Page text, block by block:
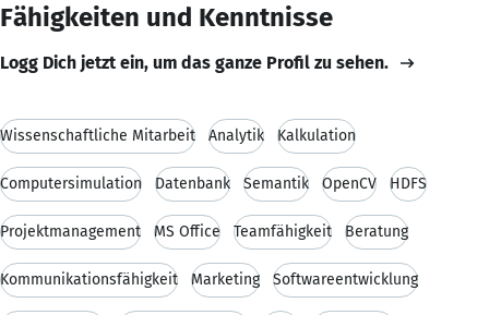
Fähigkeiten und Kenntnisse
Logg Dich jetzt ein, um das ganze Profil zu sehen.
Wissenschaftliche Mitarbeit Analytik Kalkulation
Computersimulation Datenbank Semantik OpenCV HDFS
Projektmanagement MS Office Teamfähigkeit Beratung
Kommunikationsfähigkeit Marketing Softwareentwicklung